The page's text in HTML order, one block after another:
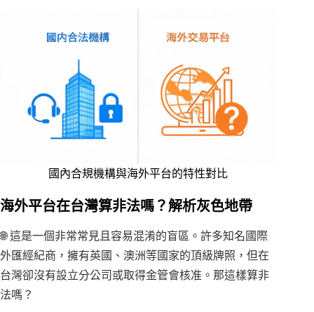
國內合規機構與海外平台的特性對比
海外平台在台灣算非法嗎？解析灰色地帶
🌐 這是一個非常常見且容易混淆的盲區。許多知名國際
外匯經紀商，擁有英國、澳洲等國家的頂級牌照，但在
台灣卻沒有設立分公司或取得金管會核准。那這樣算非
法嗎？